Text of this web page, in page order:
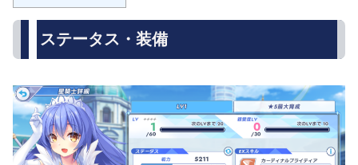
ステータス・装備